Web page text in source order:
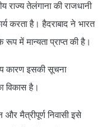
राज्य तेलंगाना की राजधानी
करता है। हैदराबाद ने भारत
में मान्यता प्राप्त की है।
कारण इसकी सूचना
विकास है।
मैत्रीपूर्ण निवासी इसे